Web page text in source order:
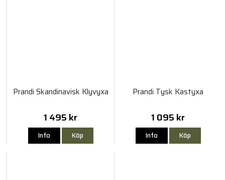
Prandi Skandinavisk Klyvyxa
1 495 kr
Info Köp
Prandi Tysk Kastyxa
1 095 kr
Info Köp